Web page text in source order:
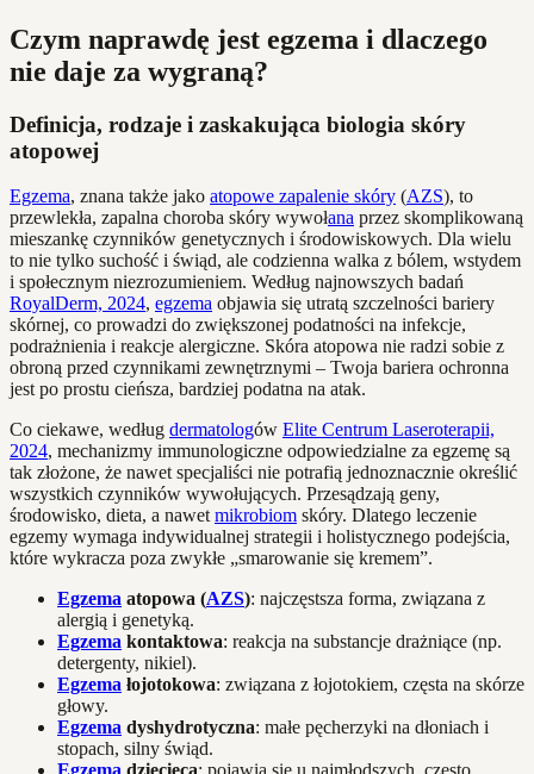
Czym naprawdę jest egzema i dlaczego
nie daje za wygraną?
Definicja, rodzaje i zaskakująca biologia skóry
atopowej
Egzema, znana także jako atopowe zapalenie skóry (AZS), to
przewlekła, zapalna choroba skóry wywołana przez skomplikowaną
mieszankę czynników genetycznych i środowiskowych. Dla wielu
to nie tylko suchość i świąd, ale codzienna walka z bólem, wstydem
i społecznym niezrozumieniem. Według najnowszych badań
RoyalDerm, 2024, egzema objawia się utratą szczelności bariery
skórnej, co prowadzi do zwiększonej podatności na infekcje,
podrażnienia i reakcje alergiczne. Skóra atopowa nie radzi sobie z
obroną przed czynnikami zewnętrznymi – Twoja bariera ochronna
jest po prostu cieńsza, bardziej podatna na atak.
Co ciekawe, według dermatologów Elite Centrum Laseroterapii,
2024, mechanizmy immunologiczne odpowiedzialne za egzemę są
tak złożone, że nawet specjaliści nie potrafią jednoznacznie określić
wszystkich czynników wywołujących. Przesądzają geny,
środowisko, dieta, a nawet mikrobiom skóry. Dlatego leczenie
egzemy wymaga indywidualnej strategii i holistycznego podejścia,
które wykracza poza zwykłe „smarowanie się kremem”.
Egzema atopowa (AZS): najczęstsza forma, związana z
alergią i genetyką.
Egzema kontaktowa: reakcja na substancje drażniące (np.
detergenty, nikiel).
Egzema łojotokowa: związana z łojotokiem, częsta na skórze
głowy.
Egzema dyshydrotyczna: małe pęcherzyki na dłoniach i
stopach, silny świąd.